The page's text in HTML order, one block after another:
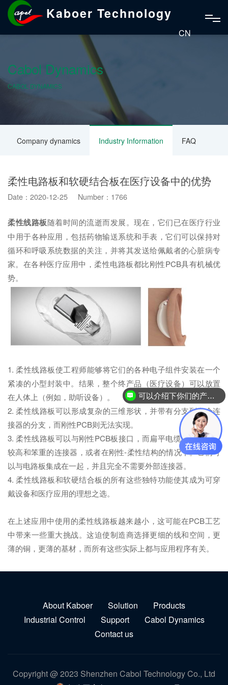
Kaboer Technology
CN
Cabol Dynamics
CABOL DYNAMICS
Company dynamics Industry Information FAQ
柔性电路板和软硬结合板在医疗设备中的优势
Date：2020-12-25 Number：1766
柔性线路板随着时间的流逝而发展。现在，它们已在医疗行业
中用于各种应用，包括药物输送系统和手表，它们可以保持对
循环和呼吸系统数据的关注，并将其发送给佩戴者的心脏病专
家。在各种医疗应用中，柔性电路板都比刚性PCB具有机械优
势。
1. 柔性线路板使工程师能够将它们的各种电子组件安装在一个
紧凑的小型封装中。结果，整个终产品（医疗设备）可以放置
在人体上（例如，助听设备）。
2. 柔性线路板可以形成复杂的三维形状，并带有分支到多个连
接器的分支，而刚性PCB则无法实现。
3. 柔性线路板可以与刚性PCB板接口，而扁平电缆不需要相对
较高和笨重的连接器，或者在刚性-柔性结构的情况下。它们可
以与电路板集成在一起，并且完全不需要外部连接器。
4. 柔性线路板和软硬结合板的所有这些独特功能使其成为可穿
戴设备和医疗应用的理想之选。
在上述应用中使用的柔性线路板越来越小，这可能在PCB工艺
中带来一些重大挑战。这迫使制造商选择更细的线和空间，更
薄的铜，更薄的基材，而所有这些实际上都与应用程序有关。
About Kaboer Solution
Products
Industrial Control
Support
Cabol Dynamics
Contact us
Copyright @ 2023 Shenzhen Cabol Technology Co., Ltd
可以介绍下你们的产品么？